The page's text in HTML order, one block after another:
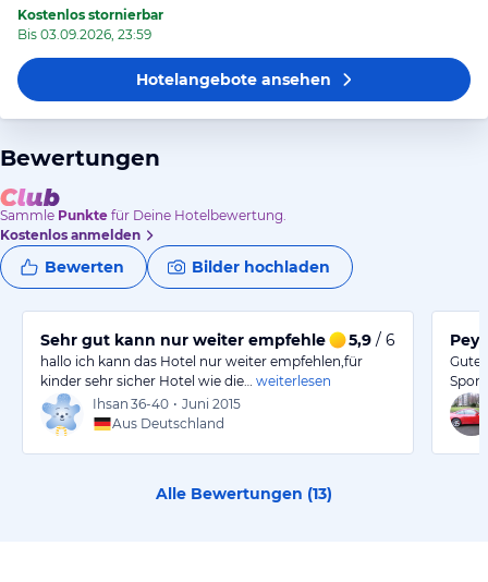
Kostenlos stornierbar
Bis 03.09.2026, 23:59
Hotelangeboteansehen
Bewertungen
Sammle Punkte für Deine Hotelbewertung.
Kostenlos anmelden
Bewerten Bilder hochladen
Sehr gut kann nur weiter empfehlen 5,9 / 6
hallo ich kann das Hotel nur weiter empfehlen,für
kinder sehr sicher Hotel wie die…
weiterlesen
Ihsan 36-40 • Juni 2015
Aus Deutschland
Alle Bewertungen (13)